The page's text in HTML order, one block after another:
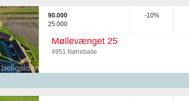
90.000
25.000
-10%
Møllevænget 25
4951 Nørreballe